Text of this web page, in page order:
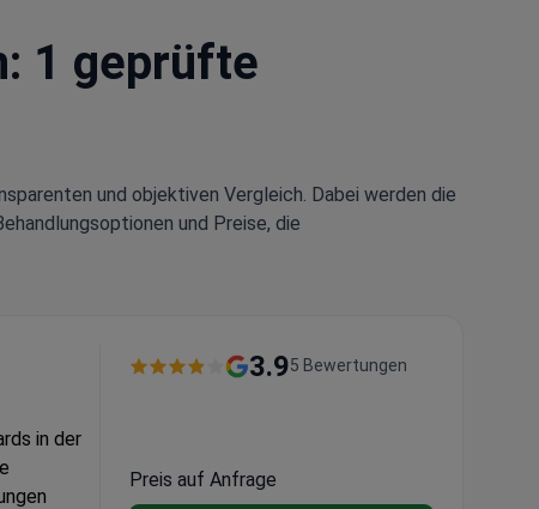
1 geprüfte
und objektiven Vergleich. Dabei werden die
und Preise, die
in der
3.95 Bewertungen
Preis auf Anfrage